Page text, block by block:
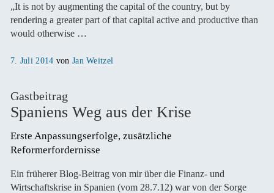
„It is not by augmenting the capital of the country, but by
rendering a greater part of that capital active and productive than
would otherwise …
Veröffentlicht
7. Juli 2014 von Jan Weitzel
Gastbeitrag
Spaniens Weg aus der Krise
Erste Anpassungserfolge, zusätzliche
Reformerfordernisse
Ein früherer Blog-Beitrag von mir über die Finanz- und
Wirtschaftskrise in Spanien (vom 28.7.12) war von der Sorge